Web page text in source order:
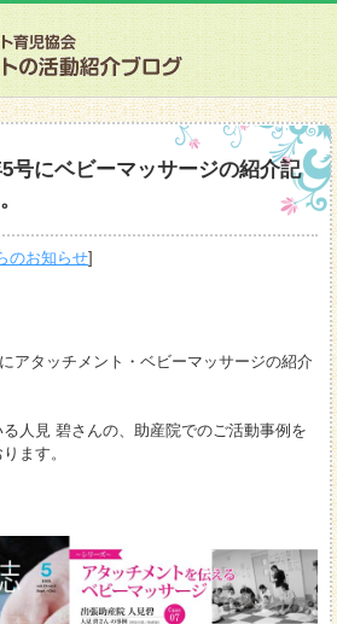
5号にベビーマッサージの紹介記
のお知らせ]
アタッチメント・ベビーマッサージの紹介
人見 碧さんの、助産院でのご活動事例を
ます。